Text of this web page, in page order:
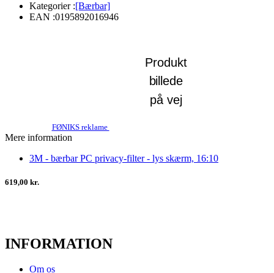
Kategorier :[Bærbar]
EAN :0195892016946
FØNIKS reklame
Mere information
3M - bærbar PC privacy-filter - lys skærm, 16:10
619,00 kr.
INFORMATION
Om os